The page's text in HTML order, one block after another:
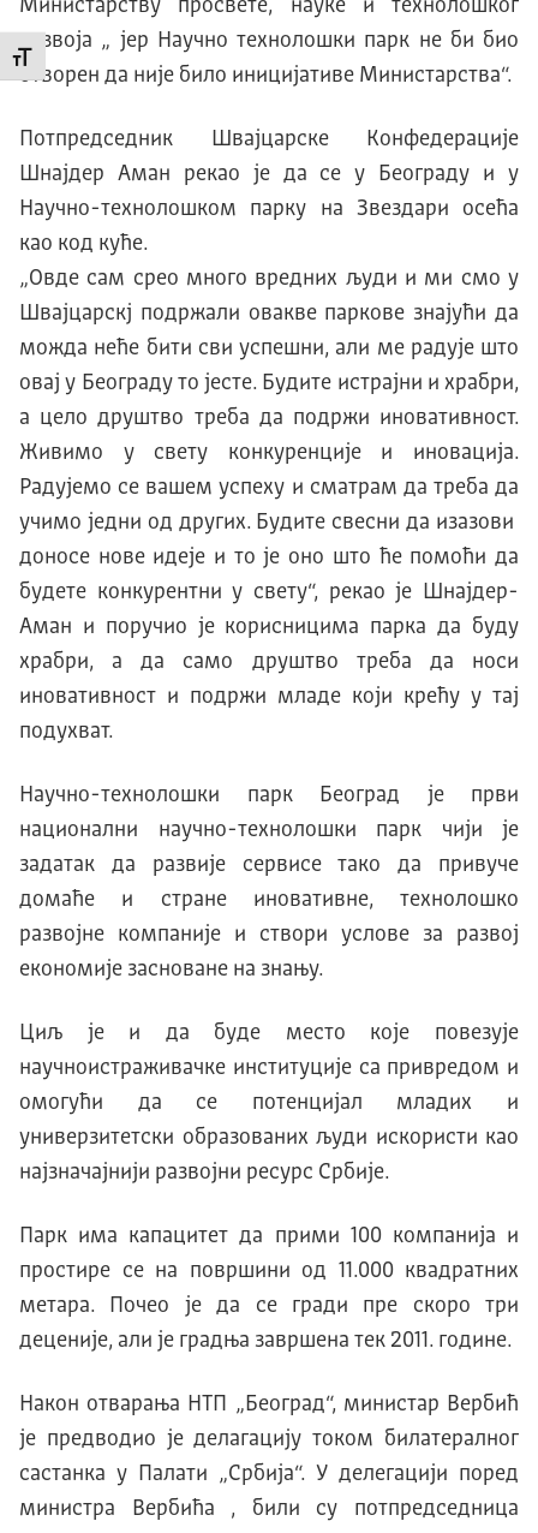
Промени величину слова
Министарству просвете, науке и технолошког
развоја „ јер Научно технолошки парк не би био
отворен да није било иницијативе Министарства“.
Потпредседник Шваjцарске Kонфедерациjе
Шнаjдер Aман рекао је да се у Београду и у
Научно-технолошком парку на Звездари осећа
као код куће.
„Овде сам срео много вредних људи и ми смо у
Швајцарскј подржали овакве паркове знајући да
можда неће бити сви успешни, али ме радује што
овај у Београду то јесте. Будите истрајни и храбри,
а цело друштво треба да подржи иновативност.
Живимо у свету конкуренције и иновација.
Радујемо се вашем успеху и сматрам да треба да
учимо једни од других. Будите свесни да изазови
доносе нове идеје и то је оно што ће помоћи да
будете конкурентни у свету“, рекао је Шнајдер-
Аман и поручио jе корисницима парка да буду
храбри, а да само друштво треба да носи
иновативност и подржи младе коjи крећу у таj
подухват.
Научно-технолошки парк Београд jе први
национални научно-технолошки парк чиjи jе
задатак да развиjе сервисе тако да привуче
домаће и стране иновативне, технолошко
развоjне компаниjе и створи услове за развоj
економиjе засноване на знању.
Циљ jе и да буде место коjе повезуjе
научноистраживачке институциjе са привредом и
омогући да се потенциjал младих и
универзитетски образованих људи искористи као
наjзначаjниjи развоjни ресурс Србиjе.
Парк има капацитет да прими 100 компаниjа и
простире се на површини од 11.000 квадратних
метара. Почео jе да се гради пре скоро три
децениjе, али jе градња завршена тек 2011. године.
Након отварања НТП „Београд“, министар Вербић
је предводио је делагацију током билатералног
састанка у Палати „Србија“. У делегацији поред
министра Вербића , били су потпредседница